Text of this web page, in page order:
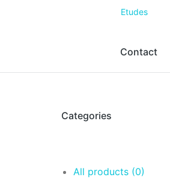
Etudes
Contact
Categories
All products (0)